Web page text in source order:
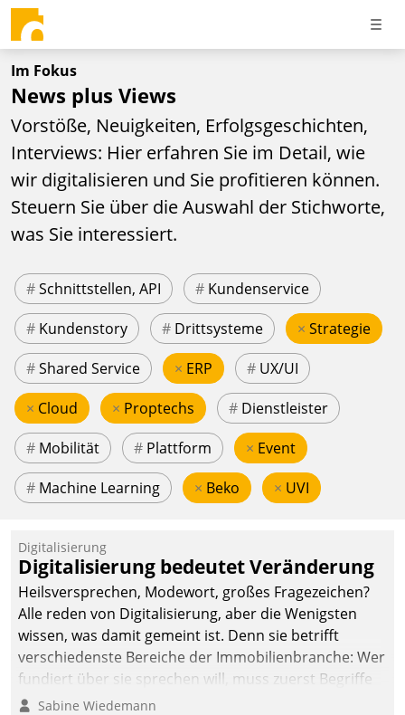
Im Fokus
News plus Views
Vorstöße, Neuigkeiten, Erfolgsgeschichten,
Interviews: Hier erfahren Sie im Detail, wie
wir digitalisieren und Sie profitieren können.
Steuern Sie über die Auswahl der Stichworte,
was Sie interessiert.
#Schnittstellen, API # Kundenservice
# Kundenstory # Drittsysteme × Strategie
#Shared Service × ERP # UX/UI
× Cloud × Proptechs # Dienstleister
# Mobilität # Plattform × Event
# Machine Learning × Beko × UVI
Digitalisierung
Digitalisierung bedeutet Veränderung
Heilsversprechen, Modewort, großes Fragezeichen?
Alle reden von Digitalisierung, aber die Wenigsten
wissen, was damit gemeint ist. Denn sie betrifft
verschiedenste Bereiche der Immobilienbranche: Wer
fundiert über sie sprechen will, muss zuerst Begriffe
klären. Ein Aspekt ist die betriebliche Optimierung:
Sabine Wiedemann